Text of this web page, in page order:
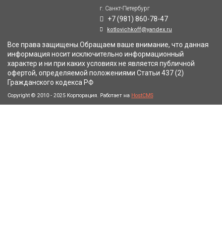
г. Санкт-Петербург
+7 (981) 860-78-47
kotlovichkoff@yandex.ru
Все права защищены.Обращаем ваше внимание, что данная
информация носит исключительно информационный
характер и ни при каких условиях не является публичной
офертой, определяемой положениями Статьи 437 (2)
Гражданского кодекса РФ
Copyright © 2010 - 2025 Корпорация. Работает на HostCMS